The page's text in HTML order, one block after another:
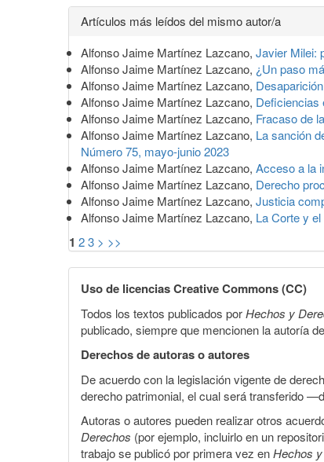
Detalles
del
artículo
Artículos más leídos del mismo autor/a
Alfonso Jaime Martínez Lazcano, Javier Milei:
Alfonso Jaime Martínez Lazcano, ¿Un paso
Alfonso Jaime Martínez Lazcano,
Alfonso Jaime Martínez Lazcano, Deficiencias
Alfonso Jaime Martínez Lazcano, Fracaso de
Alfonso Jaime Martínez Lazcano, La sanción
Número 75, mayo-junio 2023
Alfonso Jaime Martínez Lazcano, Acceso a la
Alfonso Jaime Martínez Lazcano, Derecho
Alfonso Jaime Martínez Lazcano, Justicia
Alfonso Jaime Martínez Lazcano, La Corte y
1 23 > >>
Uso de licencias Creative Commons (CC)
Todos los textos publicados porHechos y
publicado, siempre que mencionen la autoría
Derechos de autoras o autores
De acuerdo con la legislación vigente de
derecho patrimonial, el cual será transferido
Autoras o autores pueden realizar otros
Derechos (por ejemplo, incluirlo en un
trabajo se publicó por primera vez enHechos